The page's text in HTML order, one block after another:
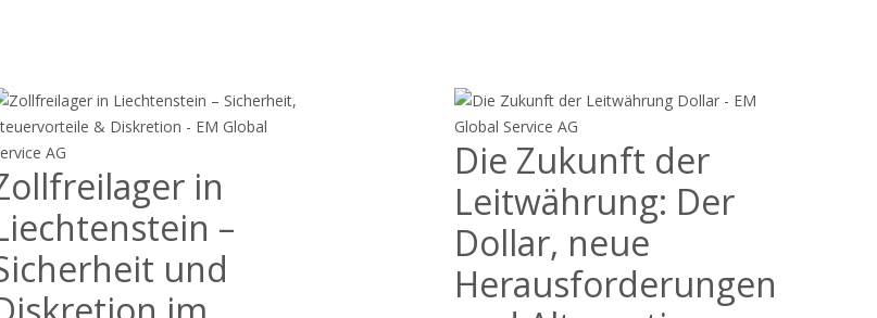
in
–
und
Die Zukunft der
Leitwährung: Der
Dollar, neue
Herausforderungen